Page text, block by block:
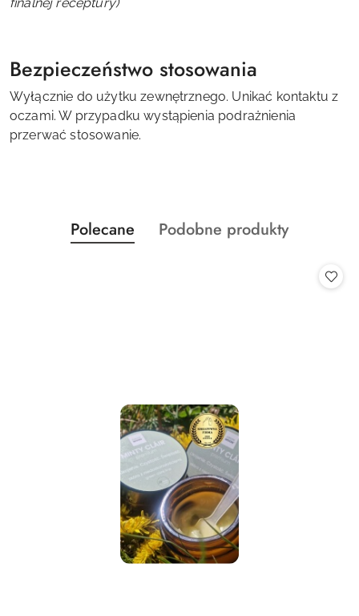
finalnej receptury)
Bezpieczeństwo stosowania
Wyłącznie do użytku zewnętrznego. Unikać kontaktu z
oczami. W przypadku wystąpienia podrażnienia
przerwać stosowanie.
Pomiń karuzelę produktów
Produkty
o
Polecane
Produkty
Podobne produkty